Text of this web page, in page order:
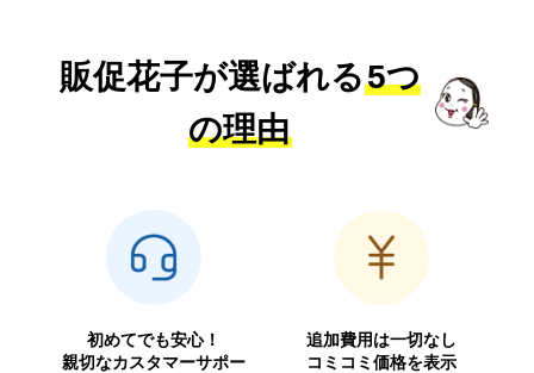
販促花子が選ばれる5つ
の理由
初めてでも安心！
親切なカスタマーサポー
追加費用は一切なし
コミコミ価格を表示